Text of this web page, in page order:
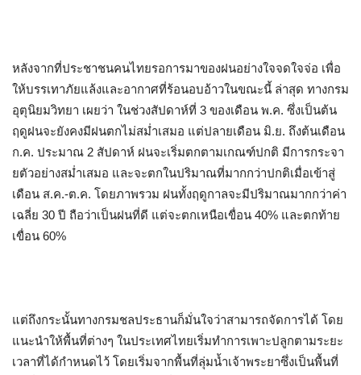
หลังจากที่ประชาชนคนไทยรอการมาของฝนอย่างใจจดใจจ่อ เพื่อ
ให้บรรเทาภัยแล้งและอากาศที่ร้อนอบอ้าวในขณะนี้ ล่าสุด ทางกรม
อุตุนิยมวิทยา เผยว่า ในช่วงสัปดาห์ที่ 3 ของเดือน พ.ค. ซึ่งเป็นต้น
ฤดูฝนจะยังคงมีฝนตกไม่สม่ำเสมอ แต่ปลายเดือน มิ.ย. ถึงต้นเดือน
ก.ค. ประมาณ 2 สัปดาห์ ฝนจะเริ่มตกตามเกณฑ์ปกติ มีการกระจา
ยตัวอย่างสม่ำเสมอ และจะตกในปริมาณที่มากกว่าปกติเมื่อเข้าสู่
เดือน ส.ค.-ต.ค. โดยภาพรวม ฝนทั้งฤดูกาลจะมีปริมาณมากกว่าค่า
เฉลี่ย 30 ปี ถือว่าเป็นฝนที่ดี แต่จะตกเหนือเขื่อน 40% และตกท้าย
เขื่อน 60%
แต่ถึงกระนั้นทางกรมชลประธานก็มั่นใจว่าสามารถจัดการได้ โดย
แนะนำให้พื้นที่ต่างๆ ในประเทศไทยเริ่มทำการเพาะปลูกตามระยะ
เวลาที่ได้กำหนดไว้ โดยเริ่มจากพื้นที่ลุ่มน้ำเจ้าพระยาซึ่งเป็นพื้นที่